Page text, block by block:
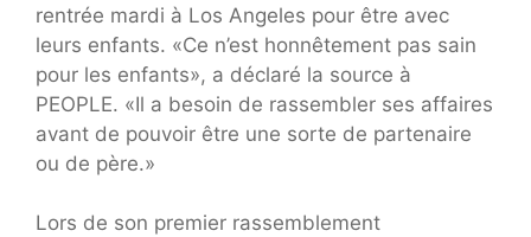
rentrée mardi à Los Angeles pour être avec
leurs enfants. «Ce n’est honnêtement pas sain
pour les enfants», a déclaré la source à
PEOPLE. «Il a besoin de rassembler ses affaires
avant de pouvoir être une sorte de partenaire
ou de père.»
Lors de son premier rassemblement